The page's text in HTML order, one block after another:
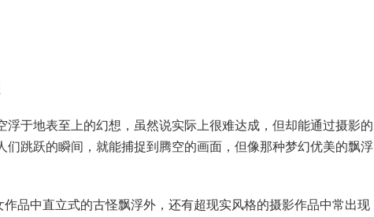
于地表至上的幻想，虽然说实际上很难达成，但却能通过摄影的
跳跃的瞬间，就能捕捉到腾空的画面，但像那种梦幻优美的飘浮
品中直立式的古怪飘浮外，还有超现实风格的摄影作品中常出现